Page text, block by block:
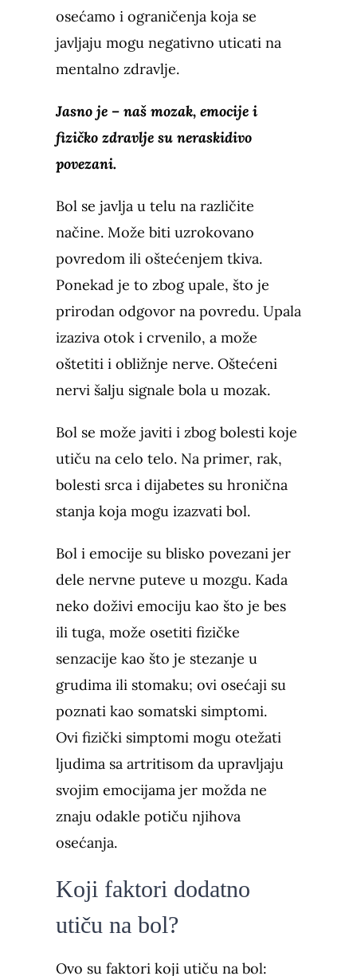
osećamo i ograničenja koja se
javljaju mogu negativno uticati na
mentalno zdravlje.
Jasno je – naš mozak, emocije i
fizičko zdravlje su neraskidivo
povezani.
Bol se javlja u telu na različite
načine. Može biti uzrokovano
povredom ili oštećenjem tkiva.
Ponekad je to zbog upale, što je
prirodan odgovor na povredu. Upala
izaziva otok i crvenilo, a može
oštetiti i obližnje nerve. Oštećeni
nervi šalju signale bola u mozak.
Bol se može javiti i zbog bolesti koje
utiču na celo telo. Na primer, rak,
bolesti srca i dijabetes su hronična
stanja koja mogu izazvati bol.
Bol i emocije su blisko povezani jer
dele nervne puteve u mozgu. Kada
neko doživi emociju kao što je bes
ili tuga, može osetiti fizičke
senzacije kao što je stezanje u
grudima ili stomaku; ovi osećaji su
poznati kao somatski simptomi.
Ovi fizički simptomi mogu otežati
ljudima sa artritisom da upravljaju
svojim emocijama jer možda ne
znaju odakle potiču njihova
osećanja.
Koji faktori dodatno
utiču na bol?
Ovo su faktori koji utiču na bol: